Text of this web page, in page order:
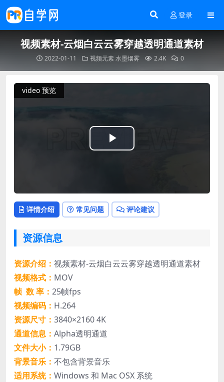
登录
视频素材-云烟白云云雾穿越透明通道素材
2022-01-11 视频元素 水墨烟雾 2.4K 0
video 预览
Play
详情介绍 常见问题 评论建议
资源信息
资源介绍： 视频素材-云烟白云云雾穿越透明通道素材
视频格式： MOV
帧 数 率： 25帧fps
视频编码： H.264
资源尺寸： 3840×2160 4K
通道信息： Alpha透明通道
文件大小： 1.79GB
背景音乐： 不包含背景音乐
适用系统： Windows 和 Mac OSX 系统